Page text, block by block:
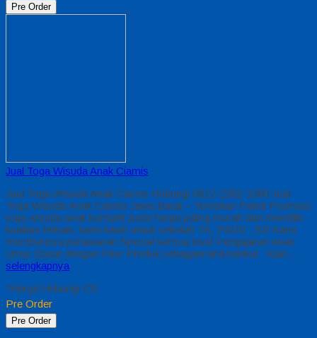
Pre Order
Jual Toga Wisuda Anak Ciamis
Jual Toga Wisuda Anak Ciamis Hubungi 0812-2282-1060 Jual
Toga Wisuda Anak Ciamis Jawa Barat – Temukan Paket Promosi
toga wisuda anak komplet pada harga paling murah dan memiliki
kualitas terbaik, kami kasih untuk sekolah TK, PAUD , SD Kami
memberinya penawaran Special semua level Pengajaran Anak
Umur Dasar dengan Fitur Produk sebagaimana berikut : Kain…
selengkapnya
*Harga Hubungi CS
Pre Order
Pre Order